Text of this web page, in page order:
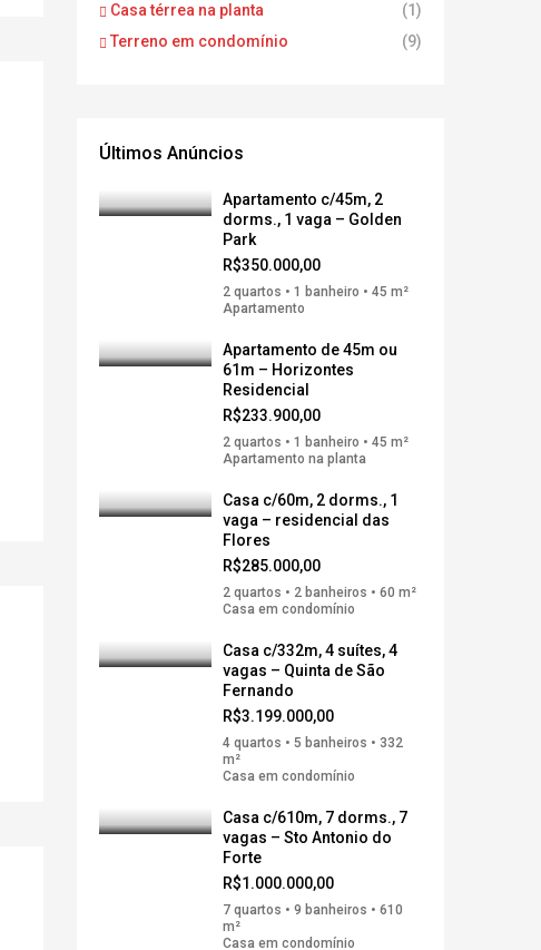
Casa térrea na planta
(1)
Terreno em condomínio
(9)
Últimos Anúncios
Apartamento c/45m, 2
dorms., 1 vaga – Golden
Park
R$350.000,00
2 quartos • 1 banheiro • 45 m²
Apartamento
Apartamento de 45m ou
61m – Horizontes
Residencial
R$233.900,00
2 quartos • 1 banheiro • 45 m²
Apartamento na planta
Casa c/60m, 2 dorms., 1
vaga – residencial das
Flores
R$285.000,00
2 quartos • 2 banheiros • 60 m²
Casa em condomínio
Casa c/332m, 4 suítes, 4
vagas – Quinta de São
Fernando
R$3.199.000,00
4 quartos • 5 banheiros • 332
m²
Casa em condomínio
Casa c/610m, 7 dorms., 7
vagas – Sto Antonio do
Forte
R$1.000.000,00
7 quartos • 9 banheiros • 610
m²
Casa em condomínio